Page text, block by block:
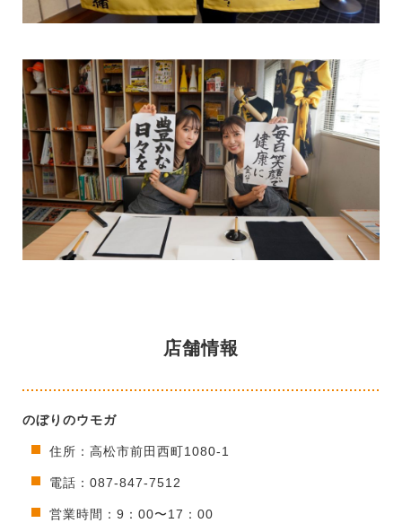
店舗情報
のぼりのウモガ
住所：高松市前田西町1080-1
電話：087-847-7512
営業時間：9：00〜17：00